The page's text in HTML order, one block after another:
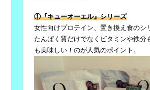
①『キューオーエル』シリーズ
女性向けプロテイン、置き換え食のシ
たんぱく質だけでなくビタミンや鉄分
も美味しい！のが人気のポイント。